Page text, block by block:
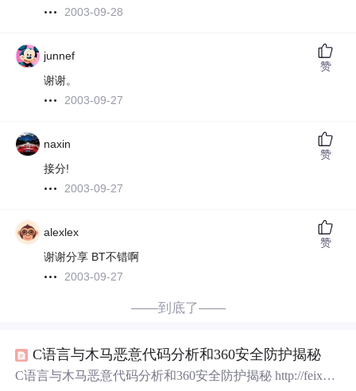
2003-09-28
junnef
谢谢。
2003-09-27
赞
naxin
接分!
2003-09-27
赞
alexlex
谢谢分享 BT不错啊
2003-09-27
赞
——到底了——
C语言与木马恶意代码分析和360安全防护揭秘
C语言与木马恶意代码分析和360安全防护揭秘 http://feixuet